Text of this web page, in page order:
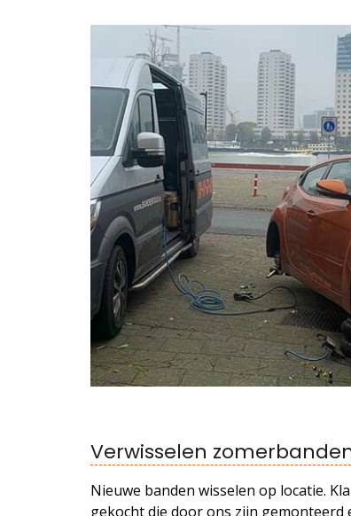
Verwisselen
Nieuwe banden wisselen op locatie.
gekocht die door ons zijn gemonteerd